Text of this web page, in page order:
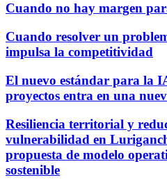
Cuando no hay margen
Cuando resolver un
impulsa la competitividad
El nuevo estándar para la
proyectos entra en una
Resiliencia territorial y
vulnerabilidad en
propuesta de modelo
sostenible